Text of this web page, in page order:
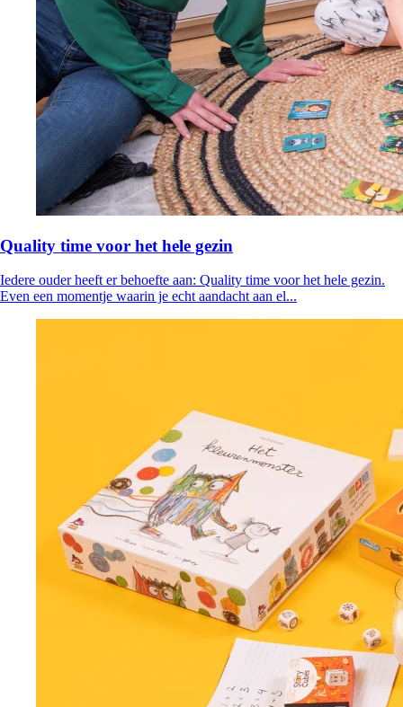
Quality time voor het hele gezin
Iedere ouder heeft er behoefte aan: Quality time voor het hele gezin.
Even een momentje waarin je echt aandacht aan el...